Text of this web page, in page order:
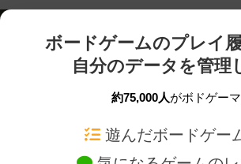
ボードゲームのプレイ
自分のデータを管理
約75,000人がボドゲー
遊んだボードゲー